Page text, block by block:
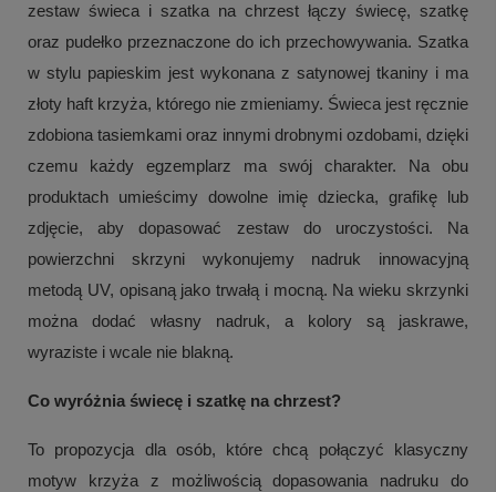
zestaw świeca i szatka na chrzest łączy świecę, szatkę
oraz pudełko przeznaczone do ich przechowywania. Szatka
w stylu papieskim jest wykonana z satynowej tkaniny i ma
złoty haft krzyża, którego nie zmieniamy. Świeca jest ręcznie
zdobiona tasiemkami oraz innymi drobnymi ozdobami, dzięki
czemu każdy egzemplarz ma swój charakter. Na obu
produktach umieścimy dowolne imię dziecka, grafikę lub
zdjęcie, aby dopasować zestaw do uroczystości. Na
powierzchni skrzyni wykonujemy nadruk innowacyjną
metodą UV, opisaną jako trwałą i mocną. Na wieku skrzynki
można dodać własny nadruk, a kolory są jaskrawe,
wyraziste i wcale nie blakną.
Co wyróżnia świecę i szatkę na chrzest?
To propozycja dla osób, które chcą połączyć klasyczny
motyw krzyża z możliwością dopasowania nadruku do